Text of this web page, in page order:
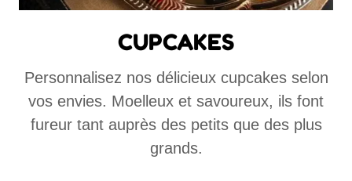
CUPCAKES
Personnalisez nos délicieux cupcakes selon
vos envies. Moelleux et savoureux, ils font
fureur tant auprès des petits que des plus
grands.